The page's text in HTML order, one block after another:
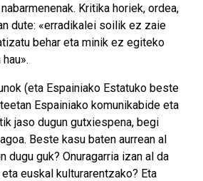
Kritika horiek, ordea,
dute: «erradikalei soilik ez zaie
behar eta minik ez egiteko
(eta Espainiako Estatuko beste
Espainiako komunikabide eta
jaso dugun gutxiespena, begi
Beste kasu baten aurrean al
dugu guk? Onuragarria izan al da
euskal kulturarentzako? Eta